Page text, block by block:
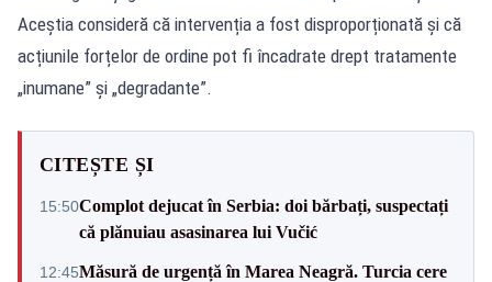
Aceștia consideră că intervenția a fost disproporționată și că
acțiunile forțelor de ordine pot fi încadrate drept tratamente
„inumane” și „degradante”.
CITEȘTE ȘI
15:50Complot dejucat în Serbia: doi bărbați, suspectați
că plănuiau asasinarea lui Vučić
12:45Măsură de urgență în Marea Neagră. Turcia cere